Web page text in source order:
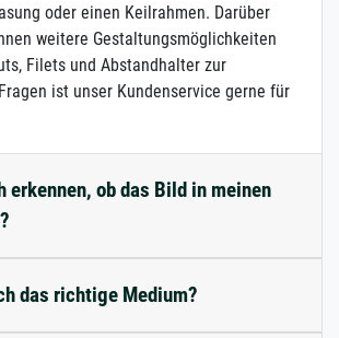
oder einen Keilrahmen. Darüber
weitere Gestaltungsmöglichkeiten
Filets und Abstandhalter zur
ist unser Kundenservice gerne für
erkennen, ob das Bild in meinen
das richtige Medium?